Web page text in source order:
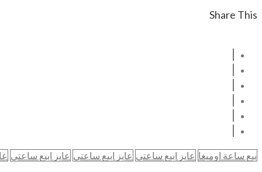
Share This
بيع ساعة اوميغا عايز ابيع ساعتي عايز ابيع ساعتي عايز ابيع ساعتي